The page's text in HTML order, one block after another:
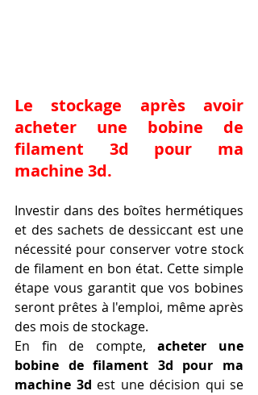
Le stockage après avoir
acheter une bobine de
filament 3d pour ma
machine 3d.
Investir dans des boîtes hermétiques
et des sachets de dessiccant est une
nécessité pour conserver votre stock
de filament en bon état. Cette simple
étape vous garantit que vos bobines
seront prêtes à l'emploi, même après
des mois de stockage.
En fin de compte, acheter une
bobine de filament 3d pour ma
machine 3d est une décision qui se